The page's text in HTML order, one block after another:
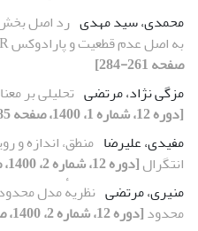
محمدی، سید مهدی رد اصل
به اصل عدم قطعیت و پارادوکس EPR
صفحه 261-284]
مزگی نژاد، مرتضی تحلیلی بر
[دوره 12، شماره 1، 1400، صفحه 285-311]
مفیدی، علیرضا منطق، اندازه و
انتگرال[دوره 12، شماره 2، 1400، صفحه 235-250]
منیری، مرتضی نظریهٔ مدل
محدود[دوره 12، شماره 2، 1400، صفحه 193-211]